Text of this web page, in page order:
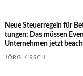
Neue Steuerregeln für
tungen: Das müssen
Unter­nehmen jetzt
JÖRG KIRSCH